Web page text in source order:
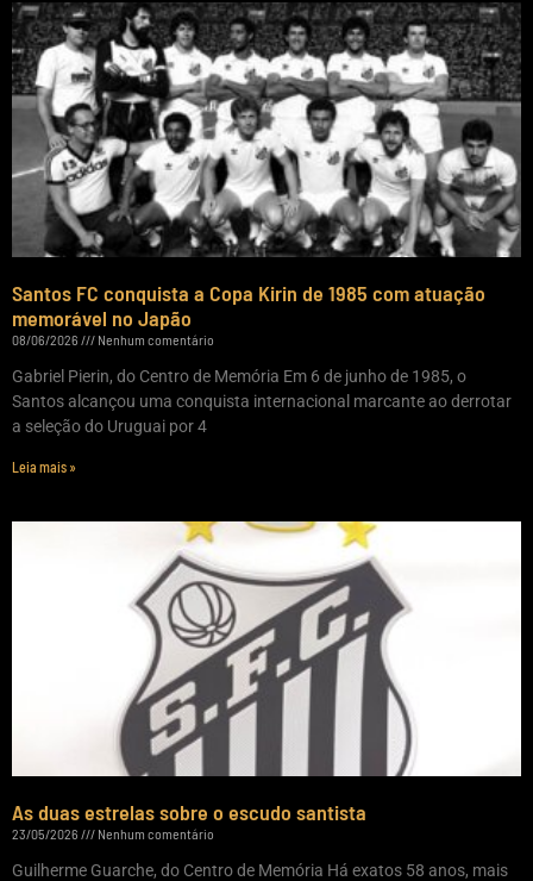
Santos FC conquista a Copa Kirin de 1985 com atuação
memorável no Japão
08/06/2026 Nenhum comentário
Gabriel Pierin, do Centro de Memória Em 6 de junho de 1985, o
Santos alcançou uma conquista internacional marcante ao derrotar
a seleção do Uruguai por 4
Leia mais »
As duas estrelas sobre o escudo santista
23/05/2026 Nenhum comentário
Guilherme Guarche, do Centro de Memória Há exatos 58 anos, mais